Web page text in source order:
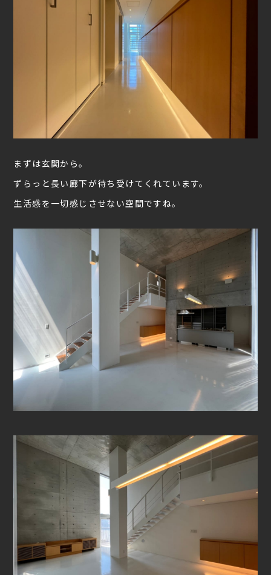
まずは玄関から。
ずらっと長い廊下が待ち受けてくれています。
生活感を一切感じさせない空間ですね。